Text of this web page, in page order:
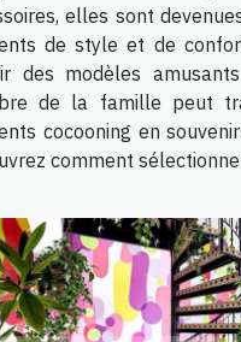
elles sont
de style et de
des modèles
de la famille peut
cocooning en
comment